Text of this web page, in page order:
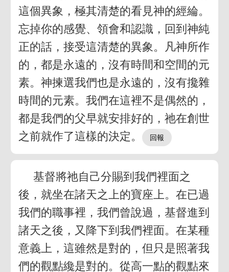
這個異象，極其清楚的看見神的經綸。
忘掉你的感覺、領會和認識，回到神純
正的話，接受這清楚的異象。凡神所作
的，都是永遠的，沒有時間和空間的元
素。神揀選我們也是永遠的，沒有攙雜
時間的元素。我們在這裡不是偶然的，
都是我們的父早就安排好的，祂在創世
之前就作了這樣的決定。
基督將祂自己分賜到我們裡面之
後，就坐在諸天之上的寶座上。在已過
我們的職事裡，我們曾說過，基督進到
諸天之後，又降下到我們裡面。在某種
意義上，這雖然是對的，但只是照著我
們的觀點纔是對的。從高一點的觀點來